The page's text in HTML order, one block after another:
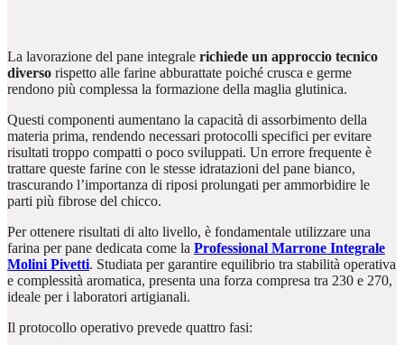
La lavorazione del pane integrale richiede un approccio tecnico
diverso rispetto alle farine abburattate poiché crusca e germe
rendono più complessa la formazione della maglia glutinica.
Questi componenti aumentano la capacità di assorbimento della
materia prima, rendendo necessari protocolli specifici per evitare
risultati troppo compatti o poco sviluppati. Un errore frequente è
trattare queste farine con le stesse idratazioni del pane bianco,
trascurando l’importanza di riposi prolungati per ammorbidire le
parti più fibrose del chicco.
Per ottenere risultati di alto livello, è fondamentale utilizzare una
farina per pane dedicata come la Professional Marrone Integrale
Molini Pivetti. Studiata per garantire equilibrio tra stabilità operativa
e complessità aromatica, presenta una forza compresa tra 230 e 270,
ideale per i laboratori artigianali.
Il protocollo operativo prevede quattro fasi: